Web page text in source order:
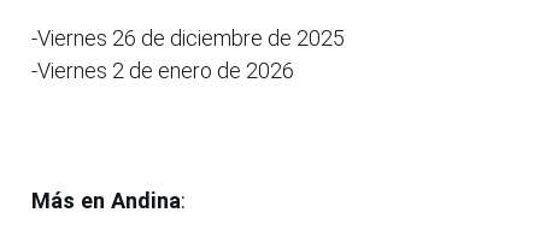
-Viernes 26 de diciembre de 2025
-Viernes 2 de enero de 2026
Más en Andina: